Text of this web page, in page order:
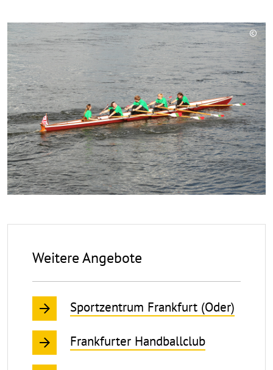
©
Weitere Angebote
Sportzentrum Frankfurt (Oder)
Frankfurter Handballclub